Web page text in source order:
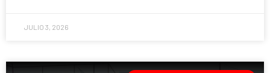
JULIO 3, 2026